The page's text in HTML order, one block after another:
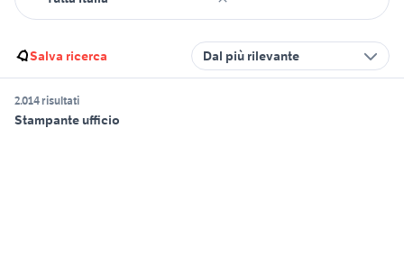
Salva ricerca Dal più rilevante
2.014 risultati
Stampante ufficio